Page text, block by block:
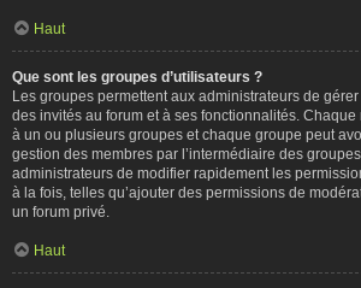
Haut
Que sont les groupes d’utilisateurs ?
Les groupes permettent aux administrateurs de
des invités au forum et à ses fonctionnalités.
à un ou plusieurs groupes et chaque groupe peut
gestion des membres par l’intermédiaire des
administrateurs de modifier rapidement les
à la fois, telles qu’ajouter des permissions de
un forum privé.
Haut